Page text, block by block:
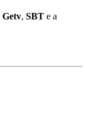
Getv, SBT e a